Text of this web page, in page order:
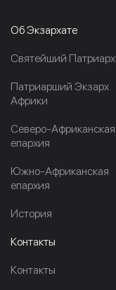
Об Экзархате
Cвятейший Патриарх
Патриарший Экзарх
Африки
Северо-Африканская
епархия
Южно-Африканская
епархия
История
Контакты
Контакты